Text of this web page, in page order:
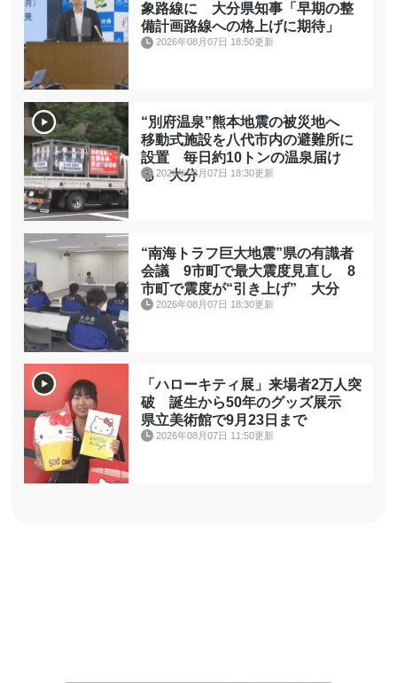
象路線に 大分県知事「早期の整
備計画路線への格上げに期待」
2026年08月07日 18:50更新
“別府温泉”熊本地震の被災地へ
移動式施設を八代市内の避難所に
設置 毎日約10トンの温泉届け
る 大分
2026年08月07日 18:30更新
“南海トラフ巨大地震”県の有識者
会議 9市町で最大震度見直し 8
市町で震度が“引き上げ” 大分
2026年08月07日 18:30更新
「ハローキティ展」来場者2万人突
破 誕生から50年のグッズ展示
県立美術館で9月23日まで
2026年08月07日 11:50更新